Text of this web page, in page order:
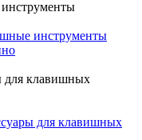
инструменты
для клавишных
для клавишных